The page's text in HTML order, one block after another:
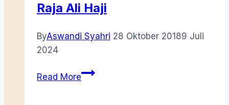
Raja Ali Haji
ByAswandi Syahri 28 Oktober 20189 Juli
2024
Read MoreSurat